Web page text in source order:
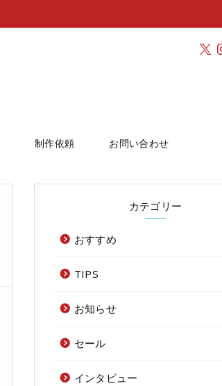
制作依頼 お問い合わせ
カテゴリー
おすすめ
TIPS
お知らせ
セール
インタビュー